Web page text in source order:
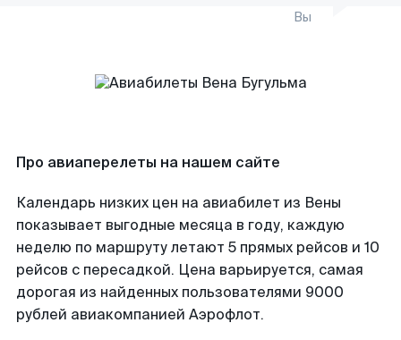
Вы
Про авиаперелеты на нашем сайте
Календарь низких цен на авиабилет из Вены
показывает выгодные месяца в году, каждую
неделю по маршруту летают 5 прямых рейсов и 10
рейсов с пересадкой. Цена варьируется, самая
дорогая из найденных пользователями 9000
рублей авиакомпанией Аэрофлот.